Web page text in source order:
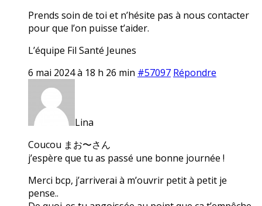
Prends soin de toi et n’hésite pas à nous contacter
pour que l’on puisse t’aider.
L’équipe Fil Santé Jeunes
6 mai 2024 à 18 h 26 min #57097 Répondre
Lina
Coucou まお〜さん
j’espère que tu as passé une bonne journée !
Merci bcp, j’arriverai à m’ouvrir petit à petit je
pense..